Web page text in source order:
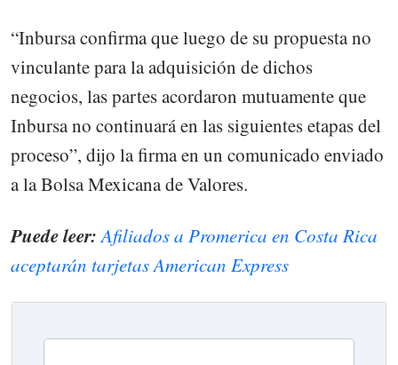
“Inbursa confirma que luego de su propuesta no
vinculante para la adquisición de dichos
negocios, las partes acordaron mutuamente que
Inbursa no continuará en las siguientes etapas del
proceso”, dijo la firma en un comunicado enviado
a la Bolsa Mexicana de Valores.
Puede leer: Afiliados a Promerica en Costa Rica
aceptarán tarjetas American Express